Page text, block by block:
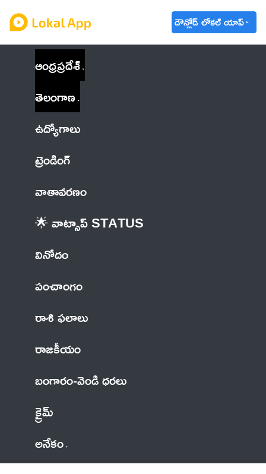
డౌన్లోడ్ లోకల్ యాప్
ఆంధ్రప్రదేశ్
తెలంగాణ
ఉద్యోగాలు
ట్రెండింగ్
వాతావరణం
🌟 వాట్సాప్ STATUS
వినోదం
పంచాంగం
రాశి ఫలాలు
రాజకీయం
బంగారం-వెండి ధరలు
క్రైమ్
అనేకం